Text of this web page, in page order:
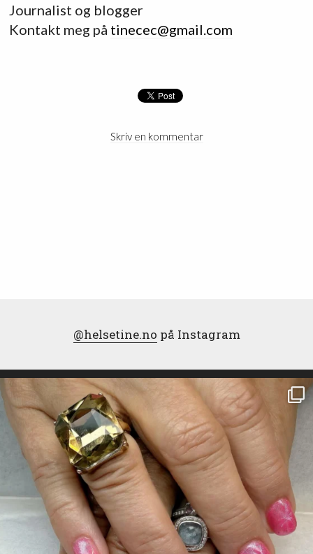
Journalist og blogger
Kontakt meg på tinecec@gmail.com
Skriv en kommentar
@helsetine.no på Instagram